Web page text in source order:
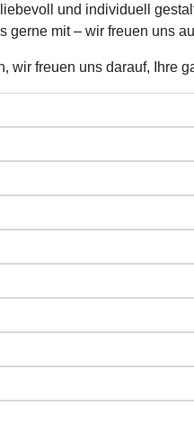
und individuell
gerne mit – wir freuen uns
wir freuen uns darauf, Ihre